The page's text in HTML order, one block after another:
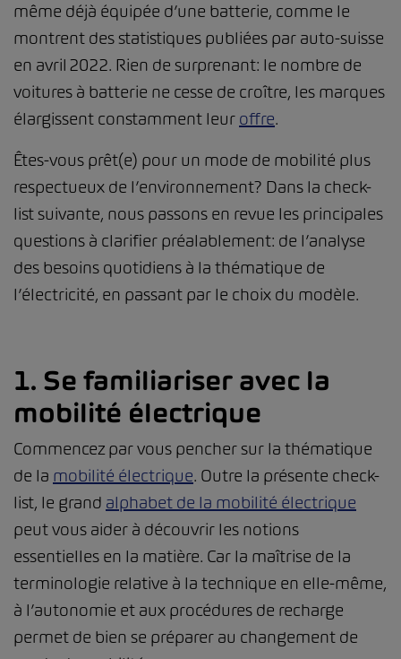
même déjà équipée d’une batterie, comme le
montrent des statistiques publiées par auto-suisse
en avril 2022. Rien de surprenant: le nombre de
voitures à batterie ne cesse de croître, les marques
élargissent constamment leur offre.
Êtes-vous prêt(e) pour un mode de mobilité plus
respectueux de l’environnement? Dans la check-
list suivante, nous passons en revue les principales
questions à clarifier préalablement: de l’analyse
des besoins quotidiens à la thématique de
l’électricité, en passant par le choix du modèle.
1. Se familiariser avec la
mobilité électrique
Commencez par vous pencher sur la thématique
de la mobilité électrique. Outre la présente check-
list, le grand alphabet de la mobilité électrique
peut vous aider à découvrir les notions
essentielles en la matière. Car la maîtrise de la
terminologie relative à la technique en elle-même,
à l’autonomie et aux procédures de recharge
permet de bien se préparer au changement de